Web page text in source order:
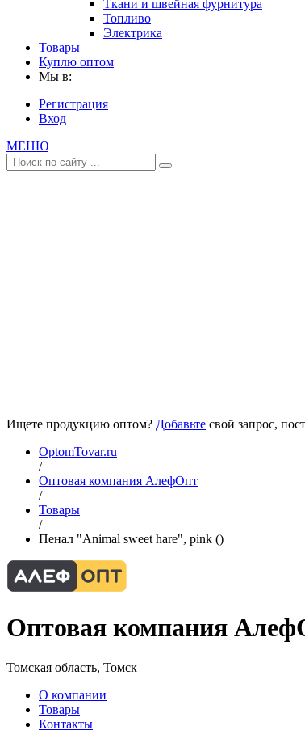
Ткани и швейная фурнитура
Топливо
Электрика
Товары
Куплю оптом
Мы в:
Регистрация
Вход
МЕНЮ
Ищете продукцию оптом? Добавьте свой запрос,
OptomTovar.ru
/
Оптовая компания АлефОпт
/
Товары
/
Пенал "Animal sweet hare", pink ()
Оптовая компания
Томская область, Томск
О компании
Товары
Контакты